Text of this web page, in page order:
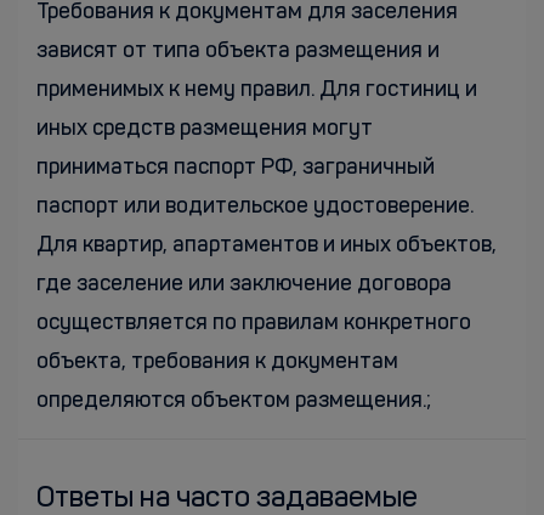
Требования к документам для заселения
зависят от типа объекта размещения и
применимых к нему правил. Для гостиниц и
иных средств размещения могут
приниматься паспорт РФ, заграничный
паспорт или водительское удостоверение.
Для квартир, апартаментов и иных объектов,
где заселение или заключение договора
осуществляется по правилам конкретного
объекта, требования к документам
определяются объектом размещения.;
Ответы на часто задаваемые